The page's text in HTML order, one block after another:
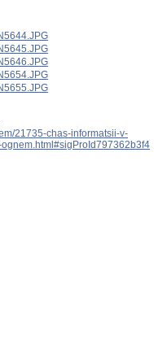
21735-chas-informatsii-v-